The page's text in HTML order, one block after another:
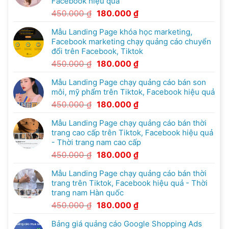
450.000₫ 180.000 ₫
Mẫu Landing Page khóa học marketing,
Facebook marketing chạy quảng cáo chuyển
đổi trên Facebook, Tiktok
450.000₫ 180.000 ₫
Mẫu Landing Page chạy quảng cáo bán son
môi, mỹ phẩm trên Tiktok, Facebook hiệu quả
450.000₫ 180.000 ₫
Mẫu Landing Page chạy quảng cáo bán thời
trang cao cấp trên Tiktok, Facebook hiệu quả
- Thời trang nam cao cấp
450.000₫ 180.000 ₫
Mẫu Landing Page chạy quảng cáo bán thời
trang trên Tiktok, Facebook hiệu quả - Thời
trang nam Hàn quốc
450.000₫ 180.000 ₫
Bảng giá quảng cáo Google Shopping Ads